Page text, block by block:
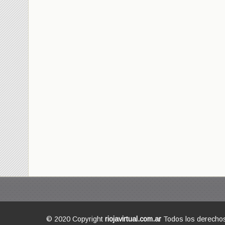
© 2020 Copyright riojavirtual.com.ar Todos los